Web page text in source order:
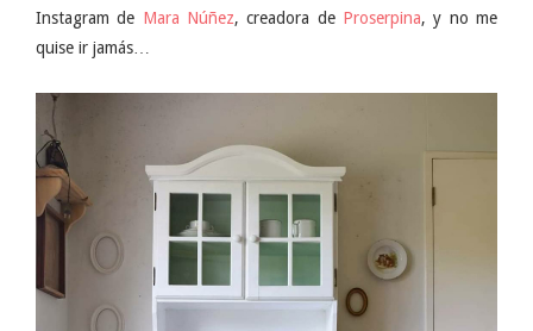
Instagram de Mara Núñez, creadora de Proserpina, y no me
quise ir jamás…